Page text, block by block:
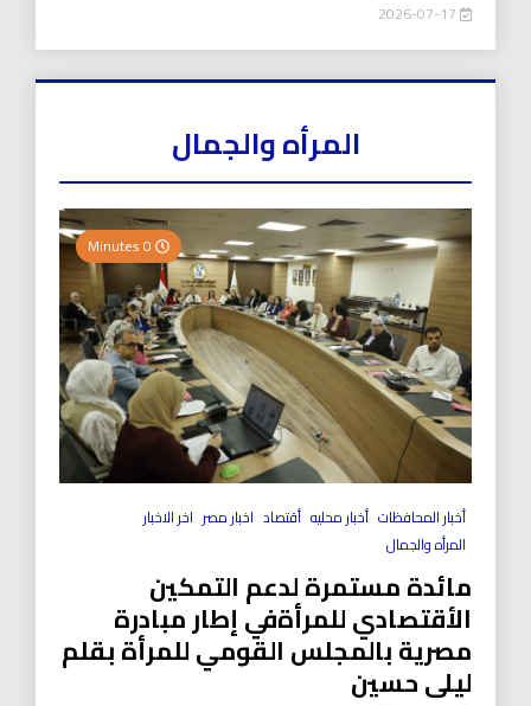
المرأه والجمال
أخبار المحافظات أخبار محليه أقتصاد اخبار مصر اخر الاخبار
المرأه والجمال
مائدة مستمرة لدعم التمكين
الأقتصادي للمرأةفي إطار مبادرة
مصرية بالمجلس القومي للمرأة بقلم
ليلى حسين